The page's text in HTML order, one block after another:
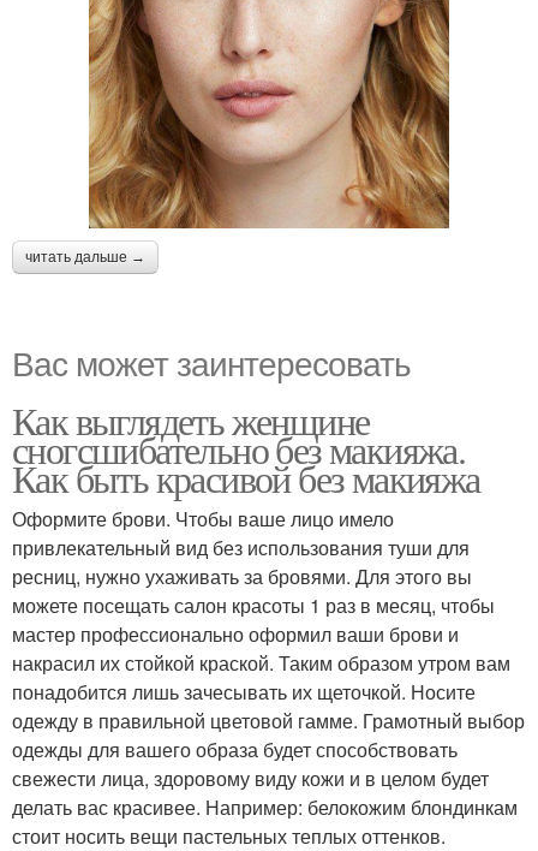
читать дальше →
Вас может заинтересовать
Как выглядеть женщине
сногсшибательно без макияжа.
Как быть красивой без макияжа
Оформите брови. Чтобы ваше лицо имело
привлекательный вид без использования туши для
ресниц, нужно ухаживать за бровями. Для этого вы
можете посещать салон красоты 1 раз в месяц, чтобы
мастер профессионально оформил ваши брови и
накрасил их стойкой краской. Таким образом утром вам
понадобится лишь зачесывать их щеточкой. Носите
одежду в правильной цветовой гамме. Грамотный выбор
одежды для вашего образа будет способствовать
свежести лица, здоровому виду кожи и в целом будет
делать вас красивее. Например: белокожим блондинкам
стоит носить вещи пастельных теплых оттенков.